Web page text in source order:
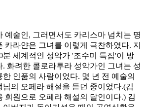
예술인, 그러면서도 카리스마 넘치는 명
카라얀은 그녀를 이렇게 극찬하였다. 지
분 세계적인 성악가 '조수미 특집'이 방
화려한 콜로라투라 성악가인 그녀는 성
인품의 사람이었다. 몇 년 전 예술의
의 오페라 해설을 듣던 중이었다.(김
회원으로 오페라 해설의 달인이다.) 김